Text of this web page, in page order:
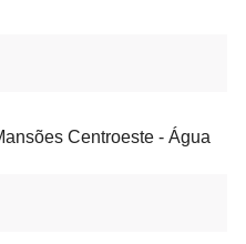
Centroeste - Água